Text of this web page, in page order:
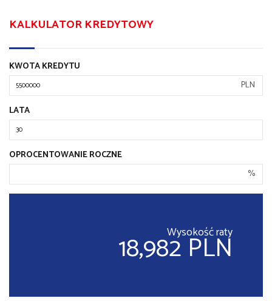
KALKULATOR KREDYTOWY
KWOTA KREDYTU
PLN
LATA
OPROCENTOWANIE ROCZNE
%
Wysokość raty
18,982 PLN